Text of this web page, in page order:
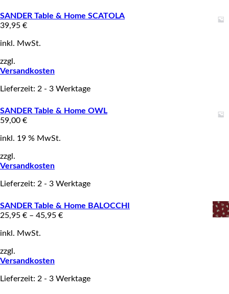
SANDER Table & Home SCATOLA
39,95 €
inkl. MwSt.
zzgl.
Versandkosten
Lieferzeit: 2 - 3 Werktage
SANDER Table & Home OWL
59,00 €
inkl. 19 % MwSt.
zzgl.
Versandkosten
Lieferzeit: 2 - 3 Werktage
SANDER Table & Home BALOCCHI
25,95 € – 45,95 €
inkl. MwSt.
zzgl.
Versandkosten
Lieferzeit: 2 - 3 Werktage